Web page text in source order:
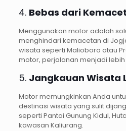
4. Bebas dari
Menggunakan motor adalah
menghindari kemacetan di
wisata seperti Malioboro atau
motor, perjalanan menjadi
5. Jangkauan Wisata
Motor memungkinkan Anda
destinasi wisata yang sulit
seperti Pantai Gunung Kidul,
kawasan Kaliurang.